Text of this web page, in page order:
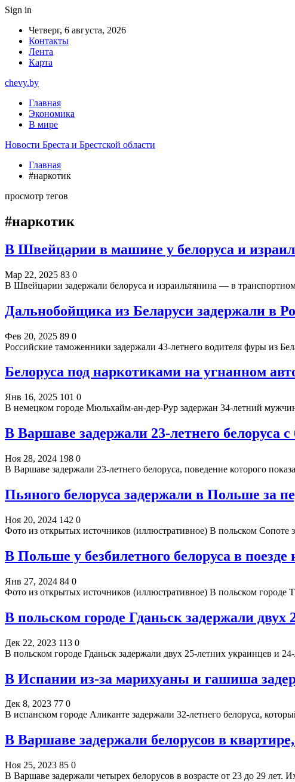
Sign in
Четверг, 6 августа, 2026
Контакты
Лента
Карта
chevy.by
Главная
Экономика
В мире
Новости Бреста и Брестской области
Главная
#наркотик
просмотр тегов
#наркотик
В Швейцарии в машине у белоруса и
Мар 22, 2025 83 0
В Швейцарии задержали белоруса и израильтянина — в
Дальнобойщика из Беларуси задержали в
Фев 20, 2025 89 0
Российские таможенники задержали 43-летнего водителя фуры из
Белоруса под наркотиками на угнанном
Янв 16, 2025 101 0
В немецком городе Мюльхайм-ан-дер-Рур задержан 34-летний
В Варшаве задержали 23-летнего белоруса
Ноя 28, 2024 198 0
В Варшаве задержали 23-летнего белоруса, поведение которого
Пьяного белоруса задержали в Польше за
Ноя 20, 2024 142 0
Фото из открытых источников (иллюстративное) В польском
В Польше у безбилетного белоруса в
Янв 27, 2024 84 0
Фото из открытых источников (иллюстративное) В польском
В польском городе Гданьск задержали
Дек 22, 2023 113 0
В польском городе Гданьск задержали двух 25-летних украинцев и
В Испании из-за марихуаны и гашиша
Дек 8, 2023 77 0
В испанском городе Аликанте задержали 32-летнего белоруса,
В Варшаве задержали белорусов в
Ноя 25, 2023 85 0
В Варшаве задержали четырех белорусов в возрасте от 23 до 29 лет.